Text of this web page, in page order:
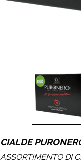
CIALDE
ASSORTIMENTO DI